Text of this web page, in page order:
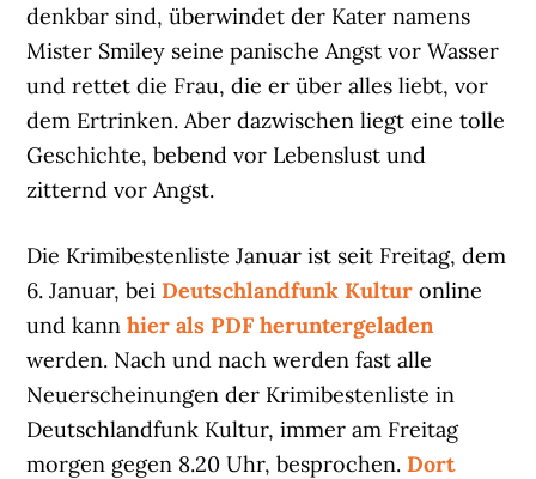
denkbar sind, überwindet der Kater namens
Mister Smiley seine panische Angst vor Wasser
und rettet die Frau, die er über alles liebt, vor
dem Ertrinken. Aber dazwischen liegt eine tolle
Geschichte, bebend vor Lebenslust und
zitternd vor Angst.
Die Krimibestenliste Januar ist seit Freitag, dem
6. Januar, bei Deutschlandfunk Kultur online
und kannhier als PDF heruntergeladen
werden. Nach und nach werden fast alle
Neuerscheinungen der Krimibestenliste in
Deutschlandfunk Kultur, immer am Freitag
morgen gegen 8.20 Uhr, besprochen. Dort